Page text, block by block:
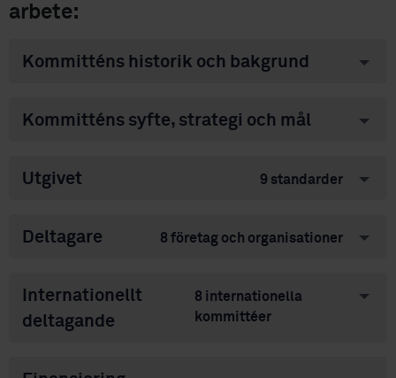
arbete:
Kommitténs historik och bakgrund
Kommitténs syfte, strategi och mål
Utgivet 9 standarder
Deltagare 8 företag och organisationer
Internationellt
deltagande
8 internationella
kommittéer